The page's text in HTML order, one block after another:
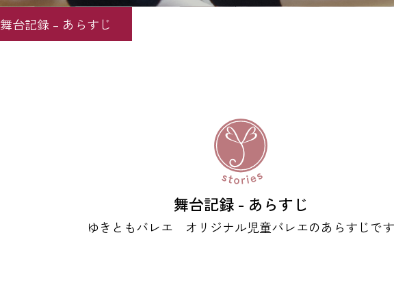
舞台記録 – あらすじ
舞台記録 - あらすじ
ゆきともバレエ オリジナル児童バレエのあらすじです